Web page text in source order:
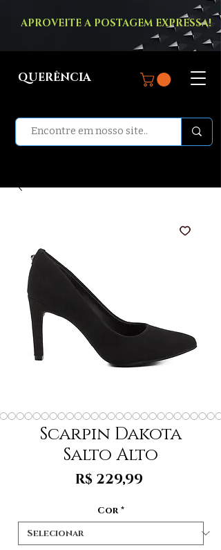
APROVEITE A POSTAGEM EXPRESSA!
QUERÊNCIA
Scarpin Dakota
Salto Alto
R$ 229,99
Cor *